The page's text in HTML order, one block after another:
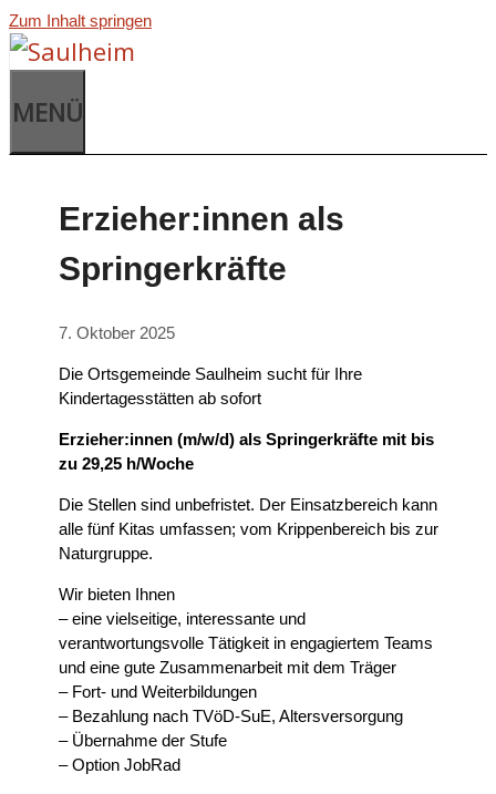
Zum Inhalt springen
MENÜ
Erzieher:innen als
Springerkräfte
7. Oktober 2025
Die Ortsgemeinde Saulheim sucht für Ihre
Kindertagesstätten ab sofort
Erzieher:innen (m/w/d) als Springerkräfte mit bis
zu 29,25 h/Woche
Die Stellen sind unbefristet. Der Einsatzbereich kann
alle fünf Kitas umfassen; vom Krippenbereich bis zur
Naturgruppe.
Wir bieten Ihnen
– eine vielseitige, interessante und
verantwortungsvolle Tätigkeit in engagiertem Teams
und eine gute Zusammenarbeit mit dem Träger
– Fort- und Weiterbildungen
– Bezahlung nach TVöD-SuE, Altersversorgung
– Übernahme der Stufe
– Option JobRad